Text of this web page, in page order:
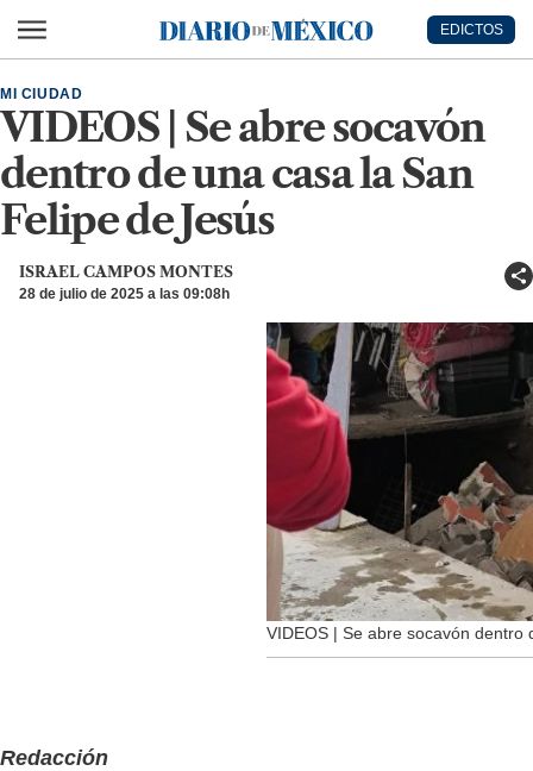
Diario de México
EDICTOS
VIDEOS | Se abre socavón
dentro de una casa la San
Felipe de Jesús
MI CIUDAD
ISRAEL CAMPOS MONTES
28 de julio de 2025 a las 09:08h
VIDEOS | Se abre socavón
Redacción